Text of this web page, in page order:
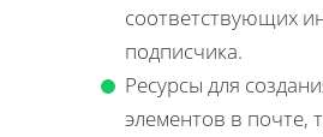
соответствующих
подписчика.
Ресурсы для
элементов в почте,